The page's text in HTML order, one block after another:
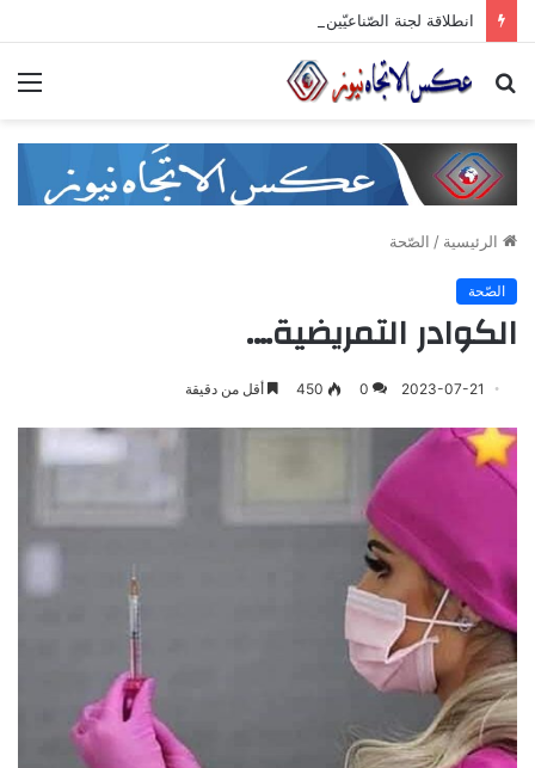
بحث
الرئيسية / الصّحة
الصّحة
الكوادر التمريضية….
2023-07-21
0
450 أقل من دقيقة